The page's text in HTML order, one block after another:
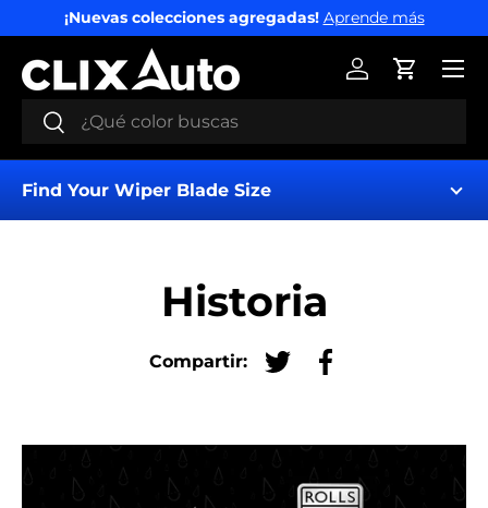
IR AL CONTENIDO
¡Nuevas colecciones agregadas! Aprende más
Buscar
Buscar
Iniciar sesión
Carrito
Menú
Find Your Wiper Blade Size
Historia
Compartir:
Tuitear en Twitter
Compartir en